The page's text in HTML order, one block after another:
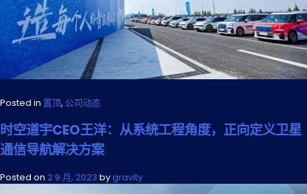
Posted in 置顶, 公司动态
时空道宇CEO王洋：从系统工程角度，正向定义卫星
通信导航解决方案
Posted on 2 9 月, 2023 bygravity